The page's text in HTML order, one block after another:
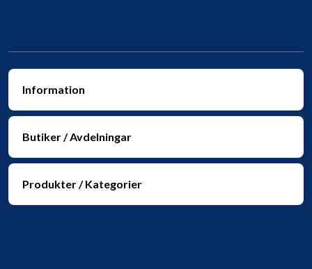
Information
Butiker / Avdelningar
Produkter / Kategorier